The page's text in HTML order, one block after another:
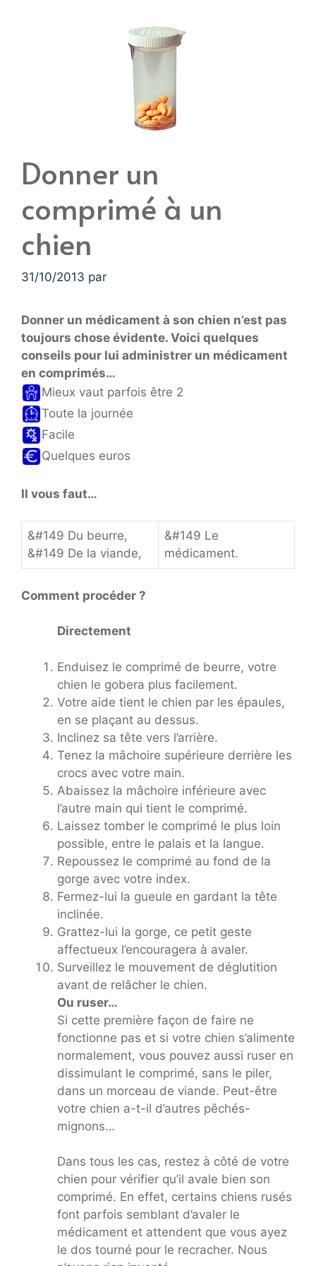
Donner un
comprimé à un
chien
31/10/2013 par
Donner un médicament à son chien n’est pas
toujours chose évidente. Voici quelques
conseils pour lui administrer un médicament
en comprimés…
Mieux vaut parfois être 2
Toute la journée
Facile
Quelques euros
Il vous faut…
&#149 Du beurre,
&#149 De la viande,
&#149 Le
médicament.
Comment procéder ?
Directement
Enduisez le comprimé de beurre, votre
chien le gobera plus facilement.
Votre aide tient le chien par les épaules,
en se plaçant au dessus.
Inclinez sa tête vers l’arrière.
Tenez la mâchoire supérieure derrière les
crocs avec votre main.
Abaissez la mâchoire inférieure avec
l’autre main qui tient le comprimé.
Laissez tomber le comprimé le plus loin
possible, entre le palais et la langue.
Repoussez le comprimé au fond de la
gorge avec votre index.
Fermez-lui la gueule en gardant la tête
inclinée.
Grattez-lui la gorge, ce petit geste
affectueux l’encouragera à avaler.
Surveillez le mouvement de déglutition
avant de relâcher le chien.
Ou ruser…
Si cette première façon de faire ne
fonctionne pas et si votre chien s’alimente
normalement, vous pouvez aussi ruser en
dissimulant le comprimé, sans le piler,
dans un morceau de viande. Peut-être
votre chien a-t-il d’autres pêchés-
mignons…
Dans tous les cas, restez à côté de votre
chien pour vérifier qu’il avale bien son
comprimé. En effet, certains chiens rusés
font parfois semblant d’avaler le
médicament et attendent que vous ayez
le dos tourné pour le recracher. Nous